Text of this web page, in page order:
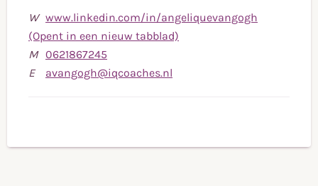
W www.linkedin.com/in/angeliquevangogh
(Opent in een nieuw tabblad)
M 0621867245
naar
E avangogh@iqcoaches.nl
naar